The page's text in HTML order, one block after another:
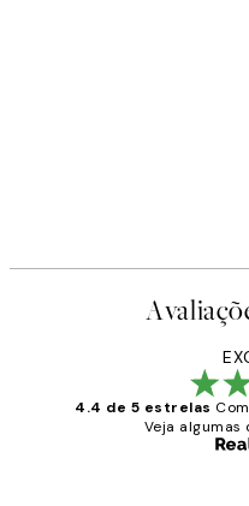
4.4 de 5 estrelas
Veja algumas